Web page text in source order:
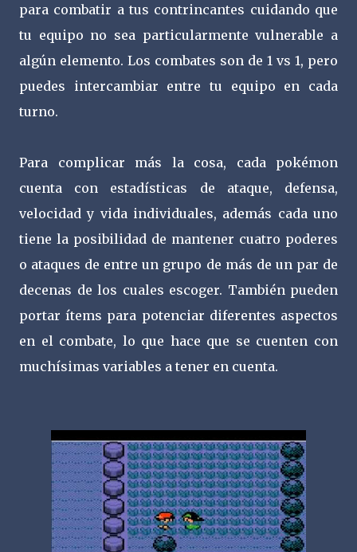
para combatir a tus contrincantes cuidando que
tu equipo no sea particularmente vulnerable a
algún elemento. Los combates son de 1 vs 1, pero
puedes intercambiar entre tu equipo en cada
turno.
Para complicar más la cosa, cada pokémon
cuenta con estadísticas de ataque, defensa,
velocidad y vida individuales, además cada uno
tiene la posibilidad de mantener cuatro poderes
o ataques de entre un grupo de más de un par de
decenas de los cuales escoger. También pueden
portar ítems para potenciar diferentes aspectos
en el combate, lo que hace que se cuenten con
muchísimas variables a tener en cuenta.